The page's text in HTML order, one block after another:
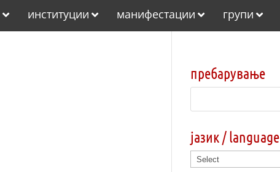
институции манифестации групи
пребарување
јазик / language